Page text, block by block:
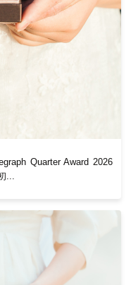
Quarter Award 2026
...